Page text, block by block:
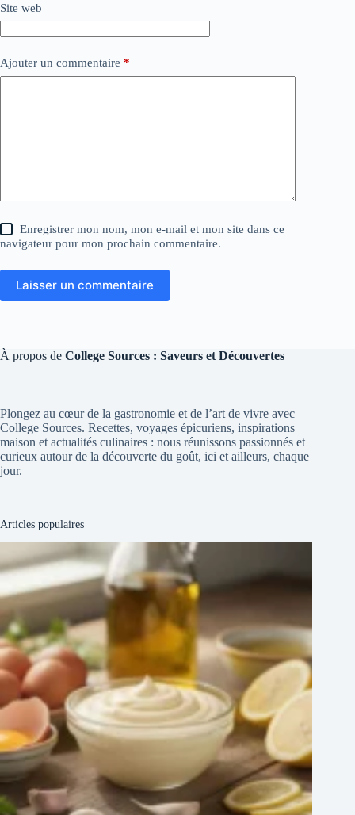
Site web
Ajouter un commentaire *
Enregistrer mon nom, mon e-mail et mon site dans ce
navigateur pour mon prochain commentaire.
Laisser un commentaire
À propos de College Sources : Saveurs et Découvertes
Plongez au cœur de la gastronomie et de l’art de vivre avec
College Sources. Recettes, voyages épicuriens, inspirations
maison et actualités culinaires : nous réunissons passionnés et
curieux autour de la découverte du goût, ici et ailleurs, chaque
jour.
Articles populaires